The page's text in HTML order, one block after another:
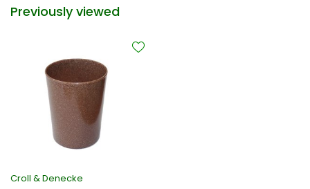
Previously viewed
Croll & Denecke